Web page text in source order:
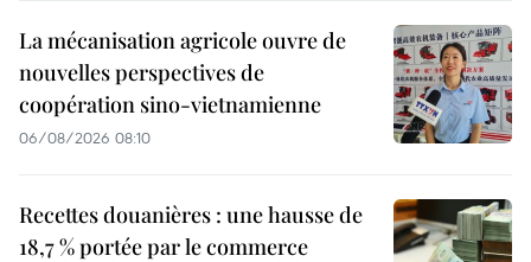
La mécanisation agricole ouvre de
nouvelles perspectives de
coopération sino-vietnamienne
06/08/2026 08:10
Recettes douanières : une hausse de
18,7 % portée par le commerce